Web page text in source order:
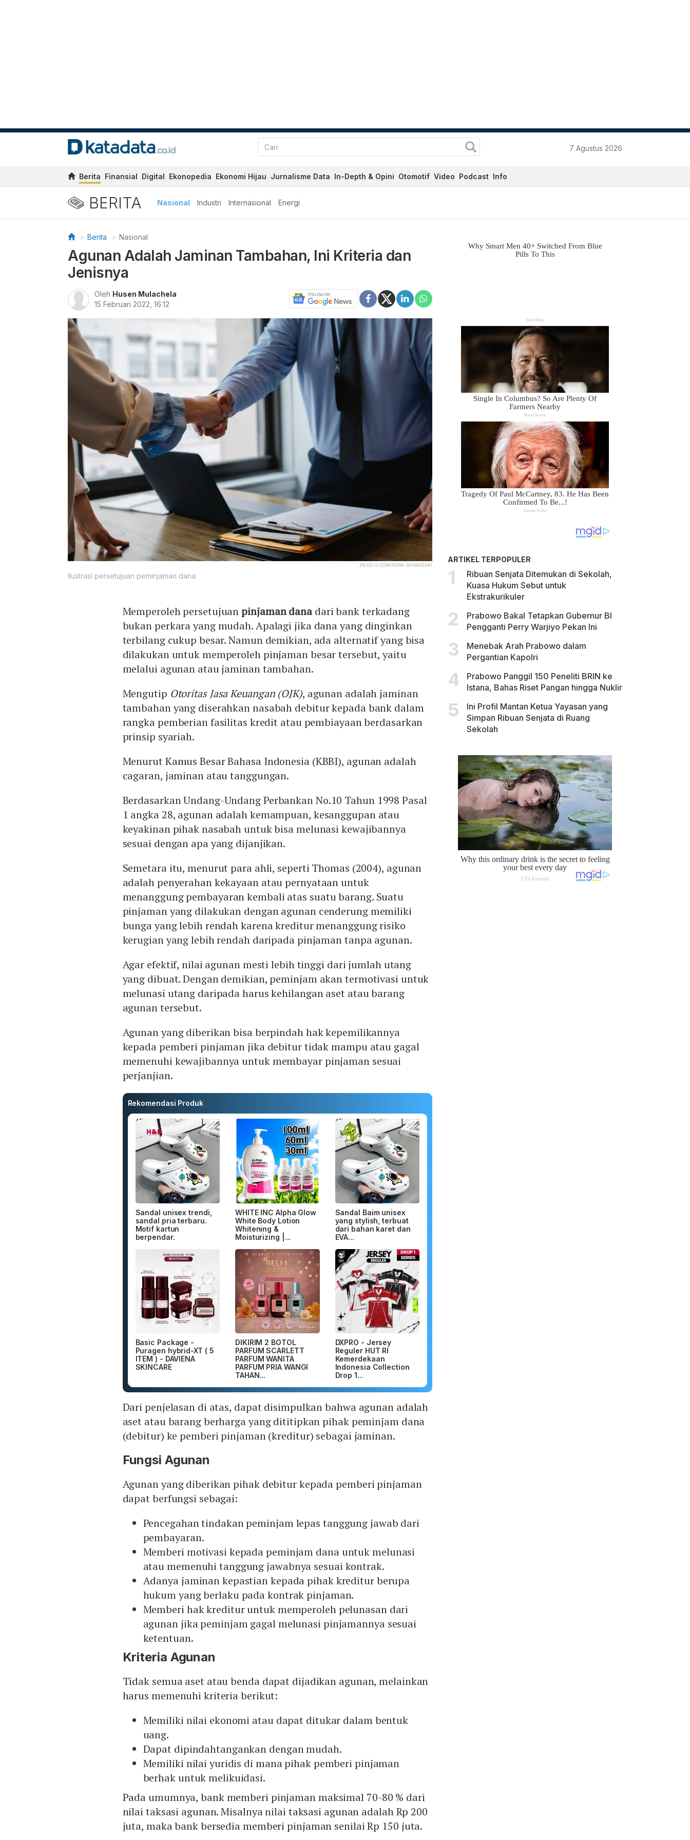
7 Agustus 2026
Berita Finansial Digital Ekonopedia Ekonomi Hijau Jurnalisme Data In-Depth & Opini Otomotif Video Podcast Info
BERITA Nasional Industri Internasional Energi
Berita Nasional
Agunan Adalah Jaminan Tambahan, Ini Kriteria dan
Jenisnya
Oleh Husen Mulachela
15 Februari 2022, 16:12
PEXELS.COM/SORA SHIMAZAKI
Ilustrasi persetujuan peminjaman dana.
Memperoleh persetujuanpinjaman danadari bank terkadang
bukan perkara yang mudah. Apalagi jika dana yang dinginkan
terbilang cukup besar. Namun demikian, ada alternatif yang bisa
dilakukan untuk memperoleh pinjaman besar tersebut, yaitu
melalui agunan atau jaminan tambahan.
Mengutip Otoritas Jasa Keuangan (OJK), agunan adalah jaminan
tambahan yang diserahkan nasabah debitur kepada bank dalam
rangka pemberian fasilitas kredit atau pembiayaan berdasarkan
prinsip syariah.
Menurut Kamus Besar Bahasa Indonesia (KBBI), agunan adalah
cagaran, jaminan atau tanggungan.
Berdasarkan Undang-Undang Perbankan No.10 Tahun 1998 Pasal
1 angka 28, agunan adalah kemampuan, kesanggupan atau
keyakinan pihak nasabah untuk bisa melunasi kewajibannya
sesuai dengan apa yang dijanjikan.
Semetara itu, menurut para ahli, seperti Thomas (2004), agunan
adalah penyerahan kekayaan atau pernyataan untuk
menanggung pembayaran kembali atas suatu barang. Suatu
pinjaman yang dilakukan dengan agunan cenderung memiliki
bunga yang lebih rendah karena kreditur menanggung risiko
kerugian yang lebih rendah daripada pinjaman tanpa agunan.
Agar efektif, nilai agunan mesti lebih tinggi dari jumlah utang
yang dibuat. Dengan demikian, peminjam akan termotivasi untuk
melunasi utang daripada harus kehilangan aset atau barang
agunan tersebut.
Agunan yang diberikan bisa berpindah hak kepemilikannya
kepada pemberi pinjaman jika debitur tidak mampu atau gagal
memenuhi kewajibannya untuk membayar pinjaman sesuai
perjanjian.
Rekomendasi Produk
Sandal unisex trendi,
sandal pria terbaru.
Motif kartun
berpendar.
WHITE INC Alpha Glow
White Body Lotion
Whitening &
Moisturizing |...
Sandal Baim unisex
yang stylish, terbuat
dari bahan karet dan
EVA...
Basic Package -
Puragen hybrid-XT ( 5
ITEM ) - DAVIENA
SKINCARE
DIKIRIM 2 BOTOL
PARFUM SCARLETT
PARFUM WANITA
PARFUM PRIA WANGI
TAHAN...
DXPRO - Jersey
Reguler HUT RI
Kemerdekaan
Indonesia Collection
Drop 1...
Dari penjelasan di atas, dapat disimpulkan bahwa agunan adalah
aset atau barang berharga yang dititipkan pihak peminjam dana
(debitur) ke pemberi pinjaman (kreditur) sebagai jaminan.
Fungsi Agunan
Agunan yang diberikan pihak debitur kepada pemberi pinjaman
dapat berfungsi sebagai:
Pencegahan tindakan peminjam lepas tanggung jawab dari
pembayaran.
Memberi motivasi kepada peminjam dana untuk melunasi
atau memenuhi tanggung jawabnya sesuai kontrak.
Adanya jaminan kepastian kepada pihak kreditur berupa
hukum yang berlaku pada kontrak pinjaman.
Memberi hak kreditur untuk memperoleh pelunasan dari
agunan jika peminjam gagal melunasi pinjamannya sesuai
ketentuan.
Kriteria Agunan
Tidak semua aset atau benda dapat dijadikan agunan, melainkan
harus memenuhi kriteria berikut:
Memiliki nilai ekonomi atau dapat ditukar dalam bentuk
uang.
Dapat dipindahtangankan dengan mudah.
Memiliki nilai yuridis di mana pihak pemberi pinjaman
berhak untuk melikuidasi.
Pada umumnya, bank memberi pinjaman maksimal 70-80 % dari
nilai taksasi agunan. Misalnya nilai taksasi agunan adalah Rp 200
juta, maka bank bersedia memberi pinjaman senilai Rp 150 juta.
ARTIKEL TERPOPULER
Ribuan Senjata Ditemukan di Sekolah,
Kuasa Hukum Sebut untuk
Ekstrakurikuler
Prabowo Bakal Tetapkan Gubernur BI
Pengganti Perry Warjiyo Pekan Ini
Menebak Arah Prabowo dalam
Pergantian Kapolri
Prabowo Panggil 150 Peneliti BRIN ke
Istana, Bahas Riset Pangan hingga Nuklir
Ini Profil Mantan Ketua Yayasan yang
Simpan Ribuan Senjata di Ruang
Sekolah